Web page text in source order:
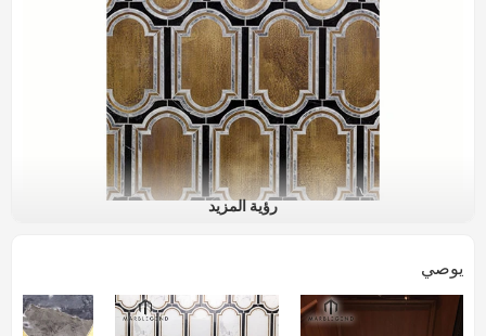
رقم الصنف.
PFM-GM008
المواد
الرخام والنحاس
رؤية المزيد
يوصي